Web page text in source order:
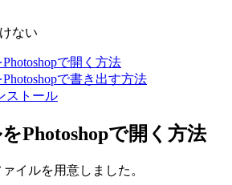
ない
で開く方法
で書き出す方法
ストール
Photoshopで開く方法
イルを用意しました。